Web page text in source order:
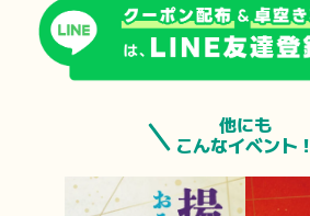
他にも
こんなイベント！